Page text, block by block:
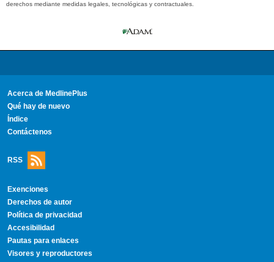
derechos mediante medidas legales, tecnológicas y contractuales.
Acerca de MedlinePlus
Qué hay de nuevo
Índice
Contáctenos
RSS
Exenciones
Derechos de autor
Política de privacidad
Accesibilidad
Pautas para enlaces
Visores y reproductores